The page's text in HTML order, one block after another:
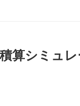
算シミュ